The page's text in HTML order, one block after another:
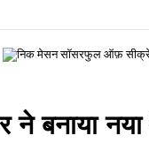
ने बनाया